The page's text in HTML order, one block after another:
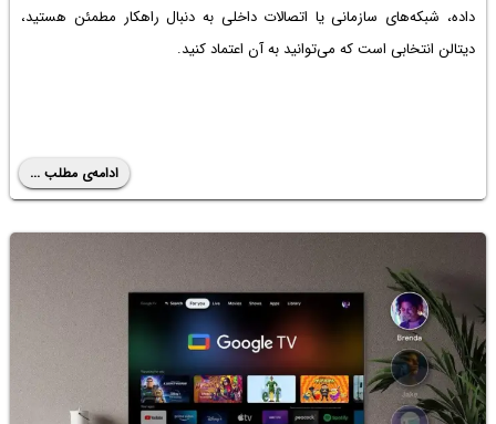
داده، شبکه‌های سازمانی یا اتصالات داخلی به دنبال راهکار مطمئن هستید،
دیتالن انتخابی است که می‌توانید به آن اعتماد کنید.
ادامه‌ی مطلب ...